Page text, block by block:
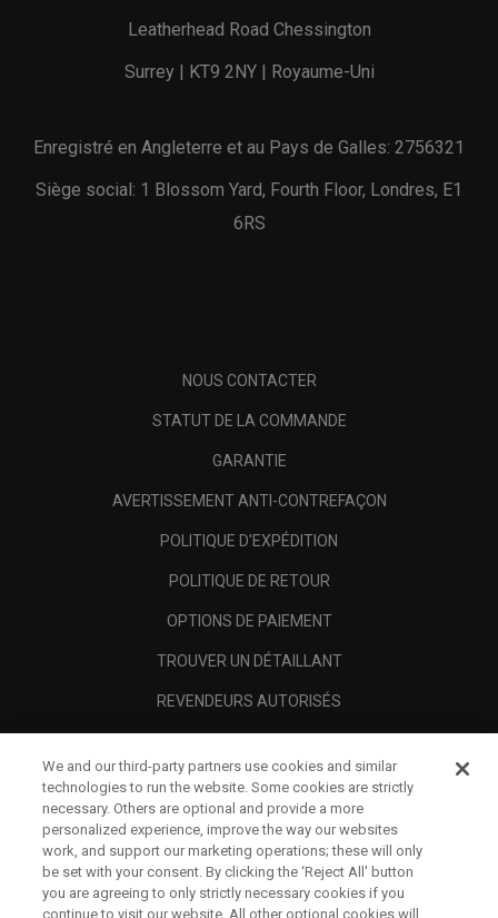
Leatherhead Road Chessington
Surrey | KT9 2NY | Royaume-Uni
Enregistré en Angleterre et au Pays de Galles: 2756321
Siège social: 1 Blossom Yard, Fourth Floor, Londres, E1
6RS
NOUS CONTACTER
STATUT DE LA COMMANDE
GARANTIE
AVERTISSEMENT ANTI-CONTREFAÇON
POLITIQUE D'EXPÉDITION
POLITIQUE DE RETOUR
OPTIONS DE PAIEMENT
TROUVER UN DÉTAILLANT
REVENDEURS AUTORISÉS
A PROPOS
MENTIONS LÉGALES
We and our third-party partners use cookies and similar
technologies to run the website. Some cookies are strictly
necessary. Others are optional and provide a more
personalized experience, improve the way our websites
work, and support our marketing operations; these will only
be set with your consent. By clicking the ‘Reject All' button
you are agreeing to only strictly necessary cookies if you
continue to visit our website. All other optional cookies will